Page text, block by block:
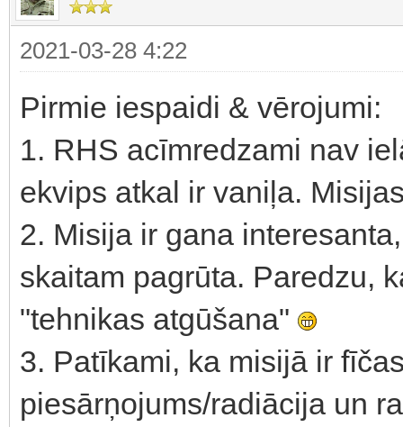
2021-03-28 4:22
Pirmie iespaidi & vērojumi:
1. RHS acīmredzami nav
ekvips atkal ir vaniļa.
2. Misija ir gana
skaitam pagrūta. Paredzu,
"tehnikas atgūšana"
3. Patīkami, ka misijā ir
piesārņojums/radiācija un